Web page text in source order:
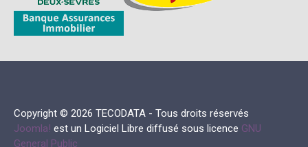
Copyright © 2026 TECODATA - Tous droits réservés
Joomla! est un Logiciel Libre diffusé sous licence GNU
General Public